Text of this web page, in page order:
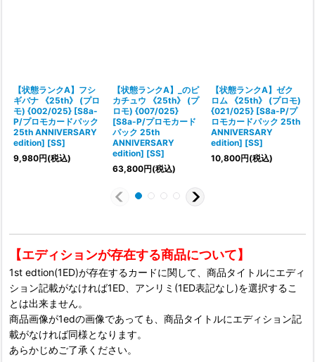
【状態ランクA】フシ
ギバナ 《25th》 (プロ
モ) {002/025} [S8a-
P/プロモカードパック
25th ANNIVERSARY
edition] [SS]
9,980円(税込)
【状態ランクA】_のピ
カチュウ 《25th》 (プ
ロモ) {007/025}
[S8a-P/プロモカード
パック 25th
ANNIVERSARY
edition] [SS]
63,800円(税込)
【状態ランクA】ゼク
ロム 《25th》 (プロモ)
{021/025} [S8a-P/プ
ロモカードパック 25th
ANNIVERSARY
edition] [SS]
10,800円(税込)
【エディションが存在する商品について】
1st edtion(1ED)が存在するカードに関して、商品タイトルにエディ
ション記載がなければ1ED、アンリミ(1ED表記なし)を選択するこ
とは出来ません。
商品画像が1edの画像であっても、商品タイトルにエディション記
載がなければ同様となります。
あらかじめご了承ください。